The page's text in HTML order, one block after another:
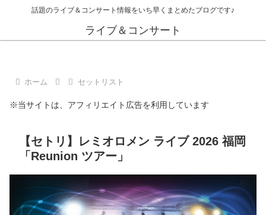
話題のライブ＆コンサート情報をいち早くまとめたブログです♪
ライブ＆コンサート
ホーム セットリスト
※当サイトは、アフィリエイト広告を利用しています
【セトリ】レミオロメン ライブ 2026 福岡
「Reunion ツアー」